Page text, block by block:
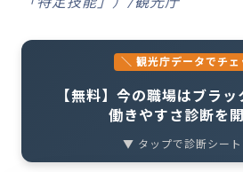
＼ 観光庁データでチェ
【無料】今の職場はブラッ
働きやすさ診断を
▼ タップで診断シート